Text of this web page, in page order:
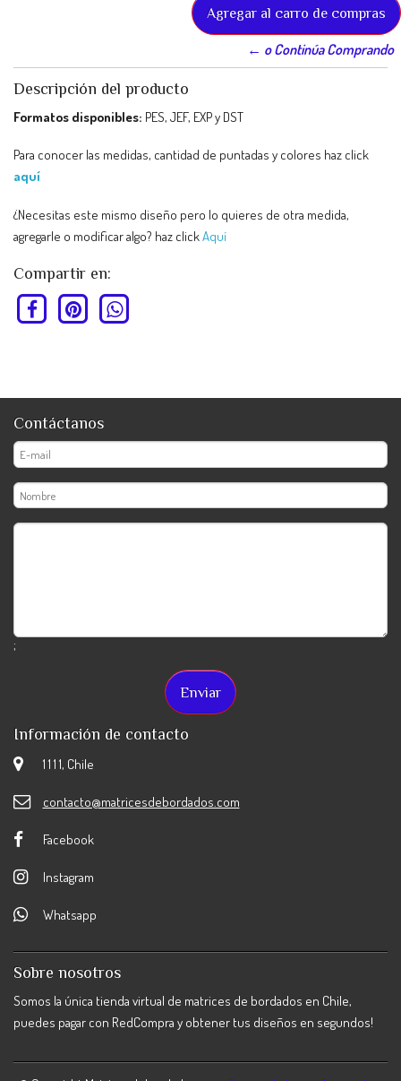
← o Continúa Comprando
Descripción del producto
Formatos disponibles: PES, JEF, EXP y DST
Para conocer las medidas, cantidad de puntadas y colores haz click
aquí
¿Necesitas este mismo diseño pero lo quieres de otra medida,
agregarle o modificar algo? haz clickAquí
Compartir en:
Contáctanos
;
Información de contacto
1 1 1 1, Chile
contacto@matricesdebordados.com
Facebook
Instagram
Whatsapp
Sobre nosotros
Somos la única tienda virtual de matrices de bordados en Chile,
puedes pagar con RedCompra y obtener tus diseños en segundos!